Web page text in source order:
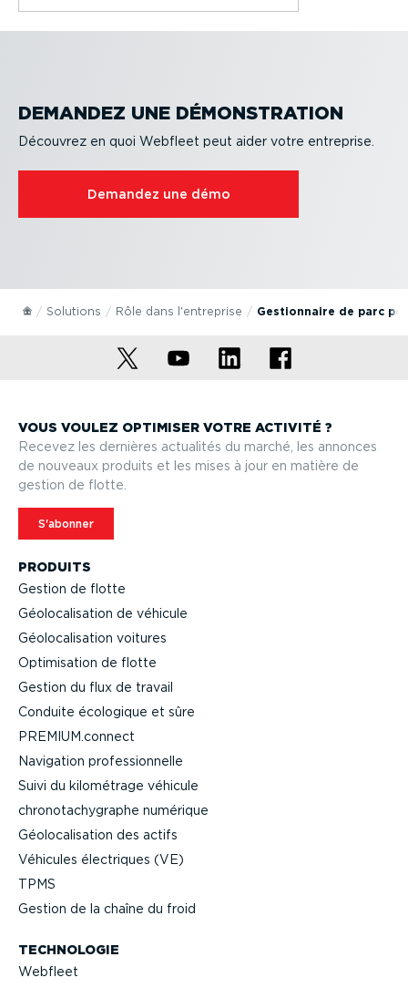
DEMANDEZ UNE DÉMONS­TRATION
Découvrez en quoi Webfleet peut aider votre entreprise.
Demandez une démo
Solutions Rôle dans l'entreprise Gestion­naire de parc
PRODUITS
Gestion de flotte
Géolo­ca­li­sation de véhicule
Géolo­ca­li­sation voitures
Optimi­sation de flotte
Gestion du flux de travail
Conduite écologique et sûre
PREMIUM.connect
Navigation profes­sion­nelle
Suivi du kilométrage véhicule
chrono­ta­chy­graphe numérique
Géolo­ca­li­sation des actifs
Véhicules électriques (VE)
TPMS
Gestion de la chaîne du froid
TECHNOLOGIE
Webfleet
VOUS VOULEZ OPTIMISER VOTRE ACTIVITÉ ?
Recevez les dernières actualités du marché, les annonces
de nouveaux produits et les mises à jour en matière de
gestion de flotte.
S'abonner